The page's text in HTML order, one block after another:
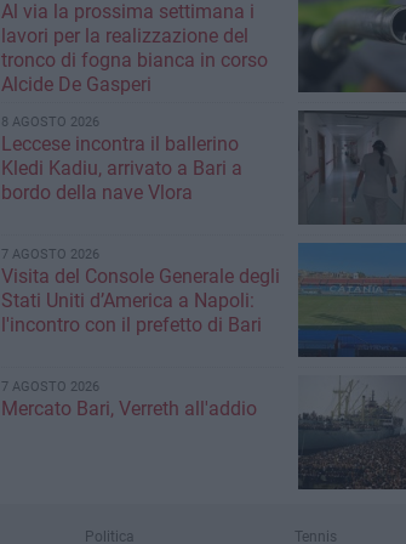
Al via la prossima settimana i
lavori per la realizzazione del
tronco di fogna bianca in corso
Alcide De Gasperi
8 AGOSTO 2026
Leccese incontra il ballerino
Kledi Kadiu, arrivato a Bari a
bordo della nave Vlora
7 AGOSTO 2026
Visita del Console Generale degli
Stati Uniti d’America a Napoli:
l'incontro con il prefetto di Bari
7 AGOSTO 2026
Mercato Bari, Verreth all'addio
Politica Tennis